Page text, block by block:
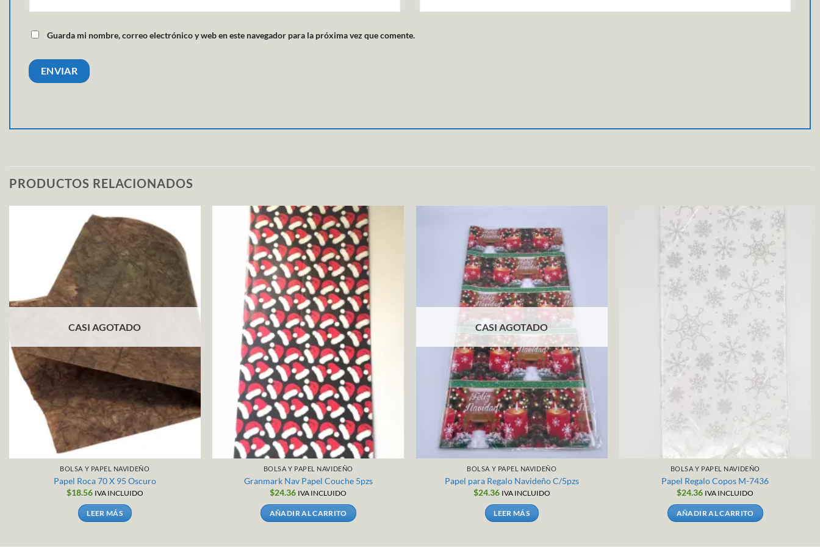
Guarda mi nombre, correo electrónico y web en este navegador para la próxima vez que comente.
PRODUCTOS RELACIONADOS
CASI AGOTADO
BOLSA Y PAPEL NAVIDEÑO
Papel Roca 70 X 95 Oscuro
$18.56 IVA INCLUIDO
LEER MÁS
BOLSA Y PAPEL NAVIDEÑO
Granmark Nav Papel Couche 5pzs
$24.36 IVA INCLUIDO
AÑADIR AL CARRITO
CASI AGOTADO
BOLSA Y PAPEL NAVIDEÑO
Papel para Regalo Navideño C/5pzs
$24.36 IVA INCLUIDO
LEER MÁS
BOLSA Y PAPEL NAVIDEÑO
Papel Regalo Copos M-7436
$24.36 IVA INCLUIDO
AÑADIR AL CARRITO